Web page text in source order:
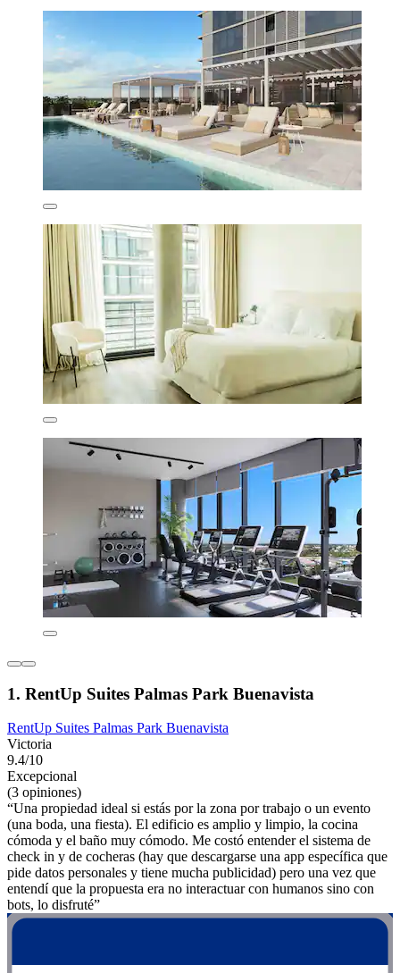
1. RentUp Suites Palmas Park Buenavista
RentUp Suites Palmas Park Buenavista
Victoria
9.4/10
Excepcional
(3 opiniones)
“Una propiedad ideal si estás por la zona por trabajo o un evento
(una boda, una fiesta). El edificio es amplio y limpio, la cocina
cómoda y el baño muy cómodo. Me costó entender el sistema de
check in y de cocheras (hay que descargarse una app específica que
pide datos personales y tiene mucha publicidad) pero una vez que
entendí que la propuesta era no interactuar con humanos sino con
bots, lo disfruté”